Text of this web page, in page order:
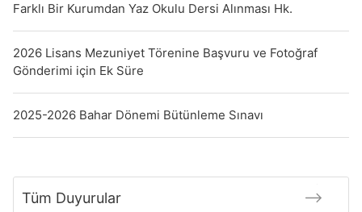
Farklı Bir Kurumdan Yaz Okulu Dersi Alınması Hk.
2026 Lisans Mezuniyet Törenine Başvuru ve Fotoğraf
Gönderimi için Ek Süre
2025-2026 Bahar Dönemi Bütünleme Sınavı
Tüm Duyurular